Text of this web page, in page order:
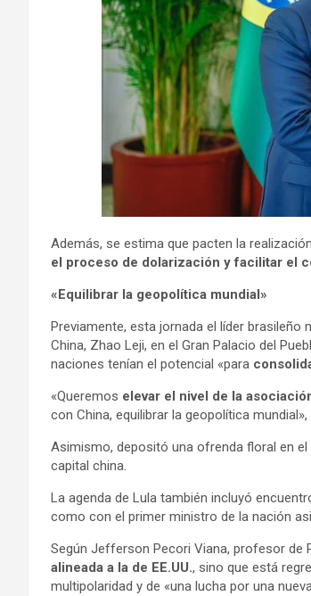
Además, se estima que pacten la
el proceso de dolarización y facilitar el
«Equilibrar la geopolítica mundial»
Previamente, esta jornada el líder
China, Zhao Leji, en el Gran Palacio del
naciones tenían el potencial «para
«Queremos elevar el nivel de la
con China, equilibrar la geopolítica
Asimismo, depositó una ofrenda floral en
capital china.
La agenda de Lula también incluyó
como con el primer ministro de la nación
Según Jefferson Pecori Viana, profesor de
alineada a la de EE.UU., sino que está
multipolaridad y de «una lucha por una